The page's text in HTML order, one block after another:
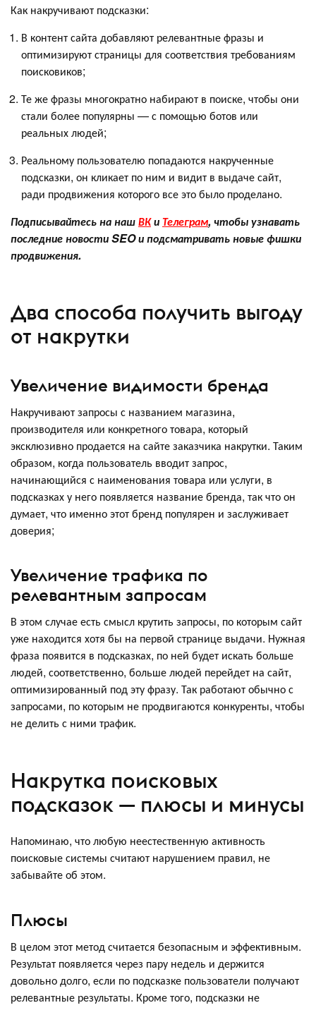
Как накручивают подсказки:
В контент сайта добавляют релевантные фразы и
оптимизируют страницы для соответствия требованиям
поисковиков;
Те же фразы многократно набирают в поиске, чтобы они
стали более популярны — с помощью ботов или
реальных людей;
Реальному пользователю попадаются накрученные
подсказки, он кликает по ним и видит в выдаче сайт,
ради продвижения которого все это было проделано.
Подписывайтесь на нашВКи Телеграм, чтобы узнавать
последние новости SEO и подсматривать новые фишки
продвижения.
Два способа получить выгоду
от накрутки
Увеличение видимости бренда
Накручивают запросы с названием магазина,
производителя или конкретного товара, который
эксклюзивно продается на сайте заказчика накрутки. Таким
образом, когда пользователь вводит запрос,
начинающийся с наименования товара или услуги, в
подсказках у него появляется название бренда, так что он
думает, что именно этот бренд популярен и заслуживает
доверия;
Увеличение трафика по
релевантным запросам
В этом случае есть смысл крутить запросы, по которым сайт
уже находится хотя бы на первой странице выдачи. Нужная
фраза появится в подсказках, по ней будет искать больше
людей, соответственно, больше людей перейдет на сайт,
оптимизированный под эту фразу. Так работают обычно с
запросами, по которым не продвигаются конкуренты, чтобы
не делить с ними трафик.
Накрутка поисковых
подсказок — плюсы и минусы
Напоминаю, что любую неестественную активность
поисковые системы считают нарушением правил, не
забывайте об этом.
Плюсы
В целом этот метод считается безопасным и эффективным.
Результат появляется через пару недель и держится
довольно долго, если по подсказке пользователи получают
релевантные результаты. Кроме того, подсказки не